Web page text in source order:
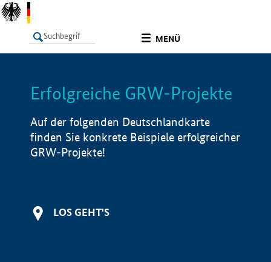
MENÜ
LISTE Info
Erfolgreiche GRW-Projekte
Auf der folgenden Deutschlandkarte
finden Sie konkrete Beispiele erfolgreicher
GRW-Projekte!
LOS GEHT'S